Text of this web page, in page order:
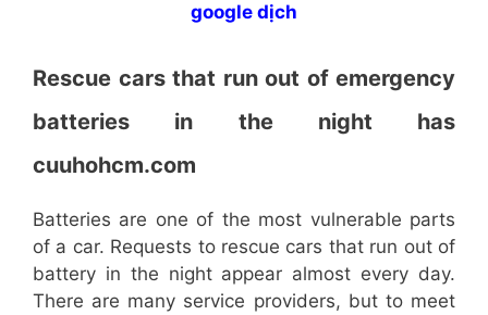
google dịch
Rescue cars that run out of emergency
batteries in the night has
cuuhohcm.com
Batteries are one of the most vulnerable parts
of a car. Requests to rescue cars that run out of
battery in the night appear almost every day.
There are many service providers, but to meet